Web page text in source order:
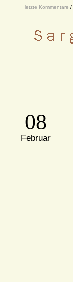
letzte Kommentare /
08
Februar